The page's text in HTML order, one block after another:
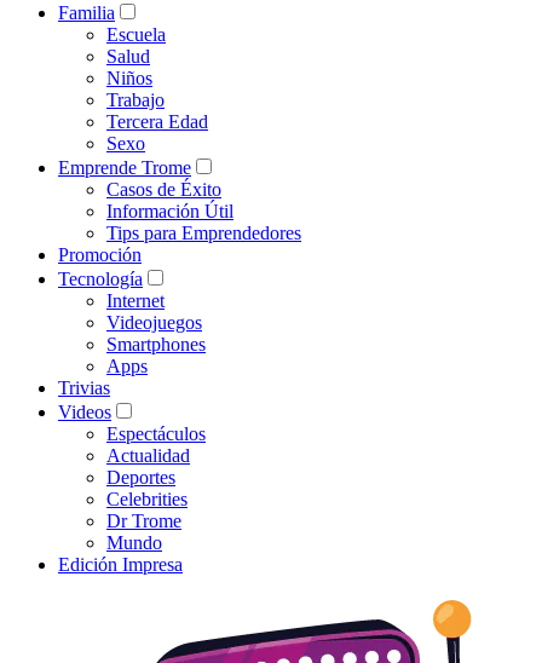
Familia
Escuela
Salud
Niños
Trabajo
Tercera Edad
Sexo
Emprende Trome
Casos de Éxito
Información Útil
Tips para Emprendedores
Promoción
Tecnología
Internet
Videojuegos
Smartphones
Apps
Trivias
Videos
Espectáculos
Actualidad
Deportes
Celebrities
Dr Trome
Mundo
Edición Impresa